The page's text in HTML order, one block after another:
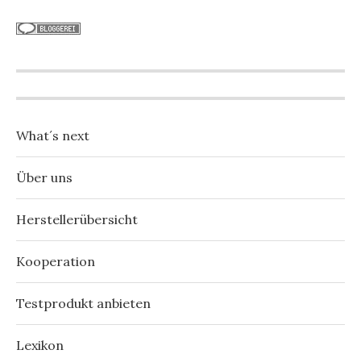
What´s next
Über uns
Herstellerübersicht
Kooperation
Testprodukt anbieten
Lexikon